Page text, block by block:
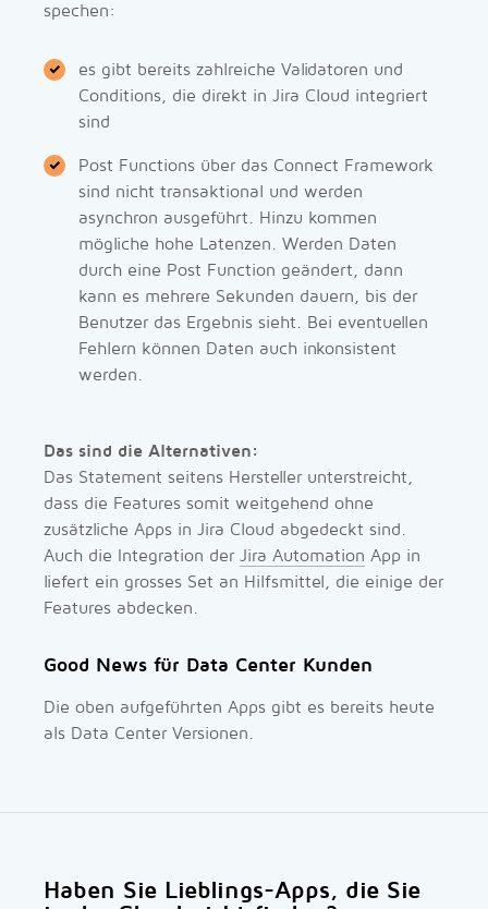
spechen:
es gibt bereits zahlreiche Validatoren und
Conditions, die direkt in Jira Cloud integriert
sind
Post Functions über das Connect Framework
sind nicht transaktional und werden
asynchron ausgeführt. Hinzu kommen
mögliche hohe Latenzen. Werden Daten
durch eine Post Function geändert, dann
kann es mehrere Sekunden dauern, bis der
Benutzer das Ergebnis sieht. Bei eventuellen
Fehlern können Daten auch inkonsistent
werden.
Das sind die Alternativen:
Das Statement seitens Hersteller unterstreicht,
dass die Features somit weitgehend ohne
zusätzliche Apps in Jira Cloud abgedeckt sind.
Auch die Integration der Jira Automation App in
liefert ein grosses Set an Hilfsmittel, die einige der
Features abdecken.
Good News für Data Center Kunden
Die oben aufgeführten Apps gibt es bereits heute
als Data Center Versionen.
Haben Sie Lieblings-Apps, die Sie